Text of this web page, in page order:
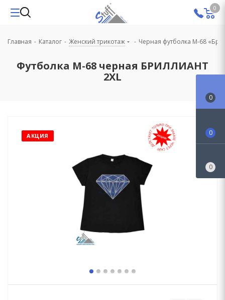
0
Футболка М-68 черная БРИЛЛИАНТ
2XL
Главная - Каталог - Женский трикотаж - Черная футболка М-68
АКЦИЯ
0
0
0